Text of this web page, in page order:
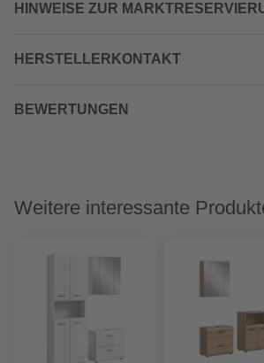
HINWEISE ZUR
HERSTELLERKONTAKT
BEWERTUNGEN
Weitere interessante